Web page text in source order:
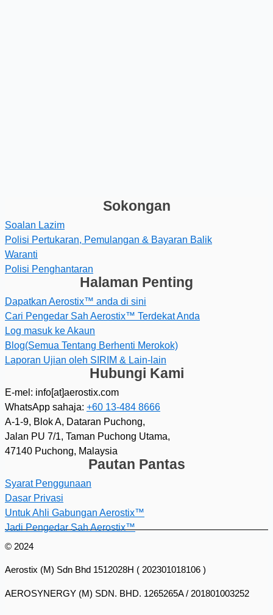
Sokongan
Soalan Lazim
Polisi Pertukaran, Pemulangan & Bayaran Balik
Waranti
Polisi Penghantaran
Halaman Penting
Dapatkan Aerostix™ anda di sini
Cari Pengedar Sah Aerostix™ Terdekat Anda
Log masuk ke Akaun
Blog(Semua Tentang Berhenti Merokok)
Laporan Ujian oleh SIRIM & Lain-lain
Hubungi Kami
E-mel: info[at]aerostix.com
WhatsApp sahaja: +60 13-484 8666
A-1-9, Blok A, Dataran Puchong,
Jalan PU 7/1, Taman Puchong Utama,
47140 Puchong, Malaysia
Pautan Pantas
Syarat Penggunaan
Dasar Privasi
Untuk Ahli Gabungan Aerostix™
Jadi Pengedar Sah Aerostix™
© 2024
Aerostix (M) Sdn Bhd 1512028H ( 202301018106 )
AEROSYNERGY (M) SDN. BHD. 1265265A / 201801003252